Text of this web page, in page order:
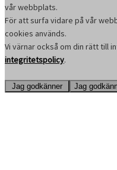
vår webbplats.
För att surfa vidare på vår
cookies används.
Vi värnar också om din rätt till
integritetspolicy.
Jag godkänner Jag